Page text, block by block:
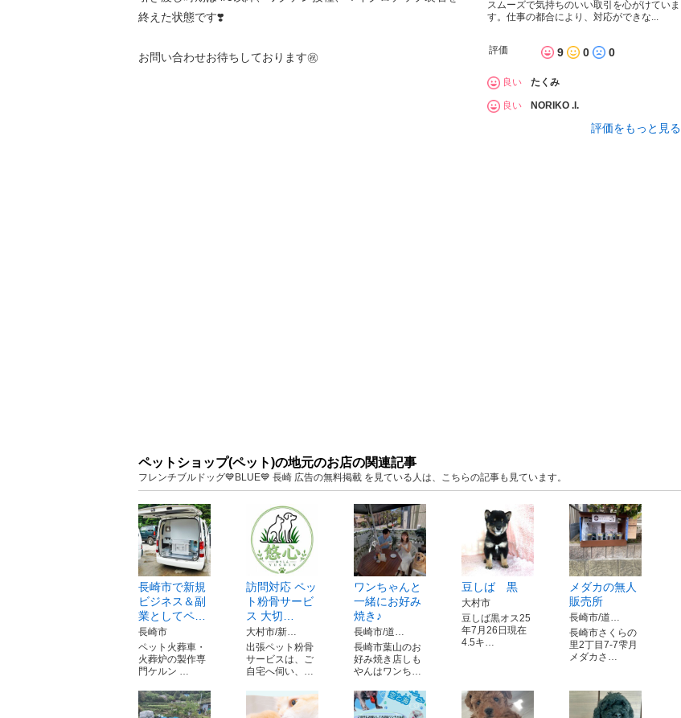
終えた状態です❣️
お問い合わせお待ちしております㊗️
スムーズで気持ちのいい取引を心がけていま
す。仕事の都合により、対応ができな...
評価 9 0 0
良い たくみ
良い NORIKO .I.
評価をもっと見る
ペットショップ(ペット)の地元のお店の関連記事
フレンチブルドッグ💙BLUE💙 長崎 広告の無料掲載 を見ている人は、こちらの記事も見ています。
長崎市で新規
ビジネス＆副
業としてペ…
長崎市
ペット火葬車・
火葬炉の製作専
門ケルン …
訪問対応 ペッ
ト粉骨サービ
ス 大切…
大村市/新…
出張ペット粉骨
サービスは、ご
自宅へ伺い、…
ワンちゃんと
一緒にお好み
焼き♪
長崎市/道…
長崎市葉山のお
好み焼き店しも
やんはワンち…
豆しば 黒
大村市
豆しば黒オス25
年7月26日現在
4.5キ…
メダカの無人
販売所
長崎市/道…
長崎市さくらの
里2丁目7-7雫月
メダカさ…